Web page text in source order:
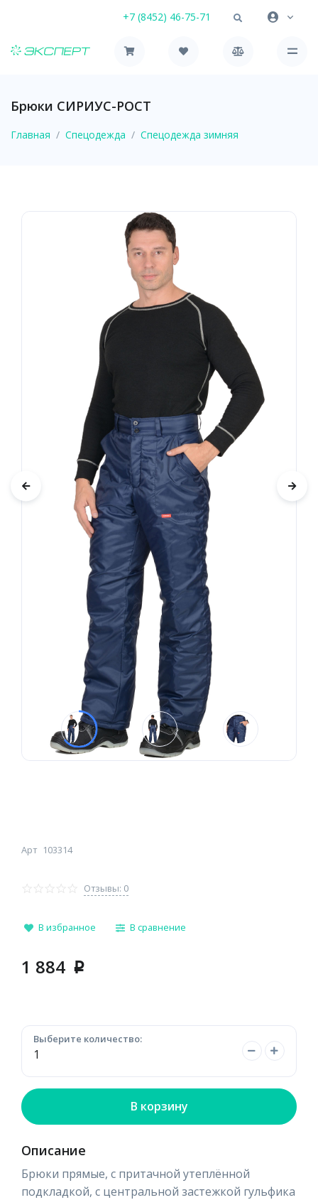
+7 (8452) 46-75-71
Брюки СИРИУС-РОСТ
Главная Спецодежда Спецодежда зимняя
Арт 103314
Отзывы: 0
В избранное В сравнение
1 884 p
Выберите количество:
В корзину
Описание
Брюки прямые, с притачной утеплённой
подкладкой, с центральной застежкой гульфика